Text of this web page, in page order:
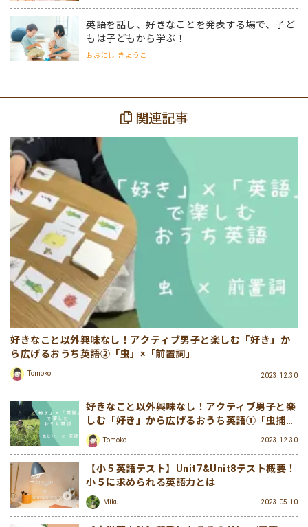
英語を話し、好きなことを発表する場で、子ど
もは子どもから学ぶ！
おおにし きょうこ
関連記事
好きなこと以外興味なし！アクティブ男子と楽しむ「好き」か
ら広げるおうち英語②「虫」×「前置詞」
Tomoko 2023.12.30
好きなこと以外興味なし！アクティブ男子と楽
しむ「好き」から広げるおうち英語①「虫捕
り」×「英語」
Tomoko 2023.12.30
【小５英語テスト】Unit7&Unit8テスト概要！
小５に求められる英語力とは
Miku 2023.05.10